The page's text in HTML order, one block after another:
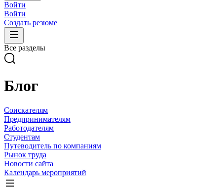
Войти
Войти
Создать резюме
Все разделы
Блог
Соискателям
Предпринимателям
Работодателям
Студентам
Путеводитель по компаниям
Рынок труда
Новости сайта
Календарь мероприятий